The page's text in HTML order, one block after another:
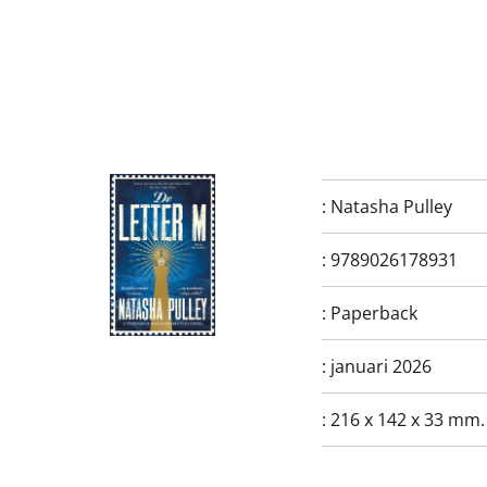
: Natasha Pulley
: 9789026178931
: Paperback
: januari 2026
: 216 x 142 x 33 mm.